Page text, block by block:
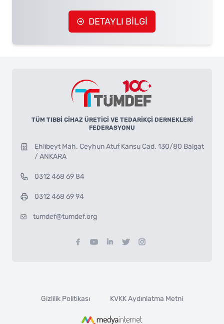
DETAYLI BİLGİ
TÜM TIBBİ CİHAZ ÜRETİCİ VE TEDARİKÇİ DERNEKLERİ
FEDERASYONU
Ehlibeyt Mah. Ceyhun Atuf Kansu Cad. 130/80 Balgat
/ ANKARA
0312 468 69 84
0312 468 69 94
tumdef@tumdef.org
Gizlilik Politikası KVKK Aydınlatma Metni